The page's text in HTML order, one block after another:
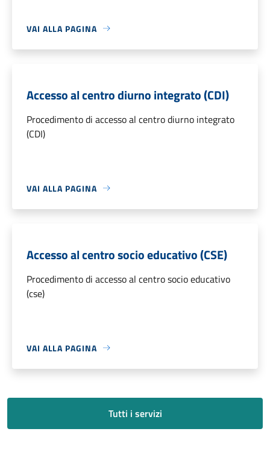
VAI ALLA PAGINA
Accesso al centro diurno integrato (CDI)
Procedimento di accesso al centro diurno integrato
(CDI)
VAI ALLA PAGINA
Accesso al centro socio educativo (CSE)
Procedimento di accesso al centro socio educativo
(cse)
VAI ALLA PAGINA
Tutti i servizi